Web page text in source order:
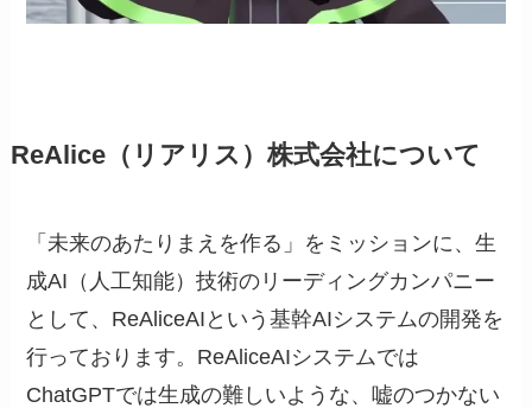
ReAlice（リアリス）株式会社について
「未来のあたりまえを作る」をミッションに、生
成AI（人工知能）技術のリーディングカンパニー
として、ReAliceAIという基幹AIシステムの開発を
行っております。ReAliceAIシステムでは
ChatGPTでは生成の難しいような、嘘のつかない